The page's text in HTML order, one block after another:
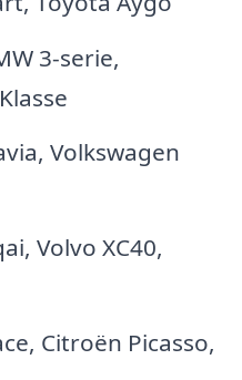
3-serie,
Volkswagen
Volvo XC40,
Citroën Picasso,